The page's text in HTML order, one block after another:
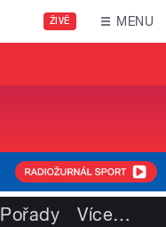
ŽIVĚ MENU
Pořady Více…